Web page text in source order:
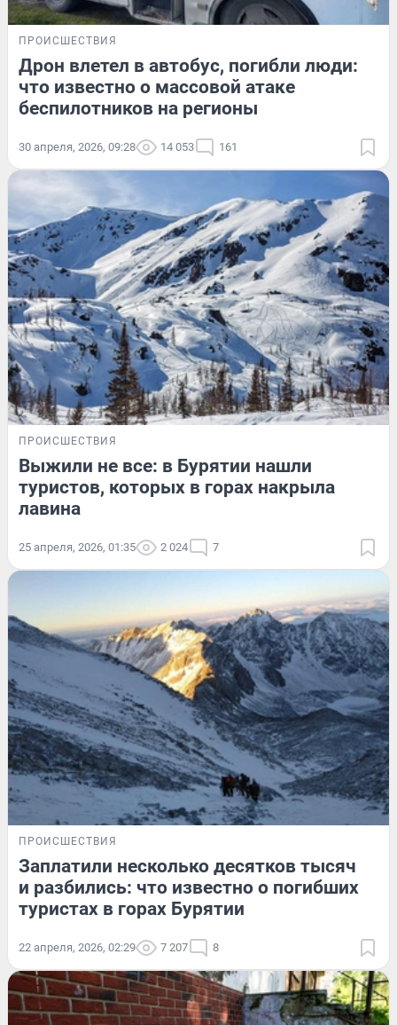
ПРОИСШЕСТВИЯ
Дрон влетел в автобус, погибли люди:
что известно о массовой атаке
беспилотников на регионы
30 апреля, 2026, 09:28 14 053 161
ПРОИСШЕСТВИЯ
Выжили не все: в Бурятии нашли
туристов, которых в горах накрыла
лавина
25 апреля, 2026, 01:35 2 024 7
ПРОИСШЕСТВИЯ
Заплатили несколько десятков тысяч
и разбились: что известно о погибших
туристах в горах Бурятии
22 апреля, 2026, 02:29 7 207 8